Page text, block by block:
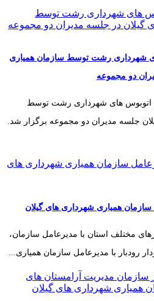
شهرداری رشت توسط سازمان همیاری
دو مجموعه
اتوبوس های شهرداری رشت توسط
جلسه مدیران دو مجموعه برگزار شد.
سازمان همیاری شهرداری های گیلان
مختلف استان با مدیرعامل سازمان،